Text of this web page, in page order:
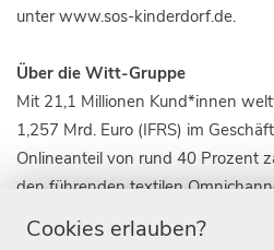
unter www.sos-kinderdorf.de.
Über die Witt-Gruppe
Mit 21,1 Millionen Kund*innen
1,257 Mrd. Euro (IFRS) im
Onlineanteil von rund 40 Prozent
den führenden textilen
fünf Markenkonzepten in zehn
Cookies erlauben?